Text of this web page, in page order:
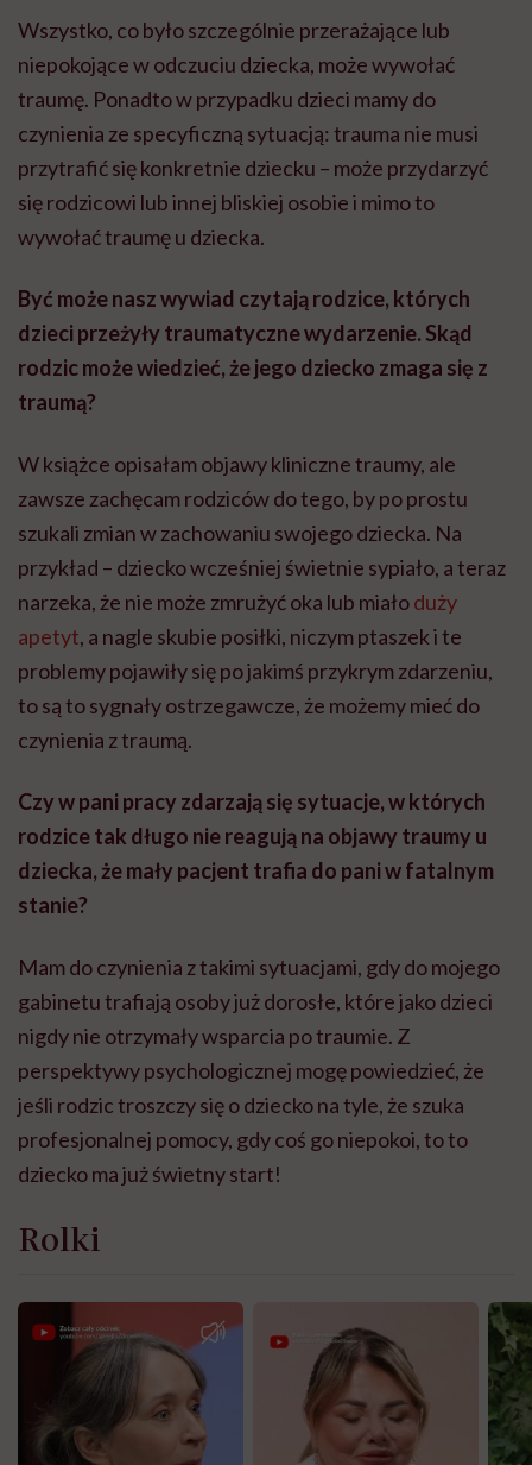
Wszystko, co było szczególnie przerażające lub
niepokojące w odczuciu dziecka, może wywołać
traumę. Ponadto w przypadku dzieci mamy do
czynienia ze specyficzną sytuacją: trauma nie musi
przytrafić się konkretnie dziecku – może przydarzyć
się rodzicowi lub innej bliskiej osobie i mimo to
wywołać traumę u dziecka.
Być może nasz wywiad czytają rodzice, których
dzieci przeżyły traumatyczne wydarzenie. Skąd
rodzic może wiedzieć, że jego dziecko zmaga się z
traumą?
W książce opisałam objawy kliniczne traumy, ale
zawsze zachęcam rodziców do tego, by po prostu
szukali zmian w zachowaniu swojego dziecka. Na
przykład – dziecko wcześniej świetnie sypiało, a teraz
narzeka, że nie może zmrużyć oka lub miałoduży
apetyt, a nagle skubie posiłki, niczym ptaszek i te
problemy pojawiły się po jakimś przykrym zdarzeniu,
to są to sygnały ostrzegawcze, że możemy mieć do
czynienia z traumą.
Czy w pani pracy zdarzają się sytuacje, w których
rodzice tak długo nie reagują na objawy traumy u
dziecka, że mały pacjent trafia do pani w fatalnym
stanie?
Mam do czynienia z takimi sytuacjami, gdy do mojego
gabinetu trafiają osoby już dorosłe, które jako dzieci
nigdy nie otrzymały wsparcia po traumie. Z
perspektywy psychologicznej mogę powiedzieć, że
jeśli rodzic troszczy się o dziecko na tyle, że szuka
profesjonalnej pomocy, gdy coś go niepokoi, to to
dziecko ma już świetny start!
Rolki